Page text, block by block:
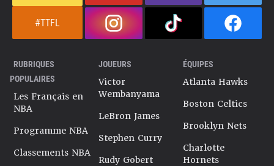
#TTFL
RUBRIQUES
POPULAIRES
Les Français en
NBA
Programme NBA
Classements NBA
JOUEURS
Victor
Wembanyama
LeBron James
Stephen Curry
Rudy Gobert
ÉQUIPES
Atlanta Hawks
Boston Celtics
Brooklyn Nets
Charlotte
Hornets